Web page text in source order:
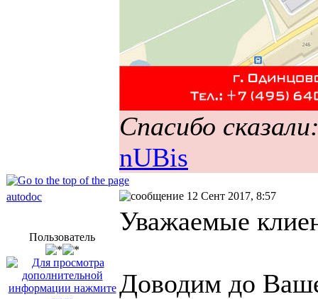
Спасибо
nUBis
autodoc 12 Сент 2017, 8:57
Пользователь
Уважаемые
Доводим до